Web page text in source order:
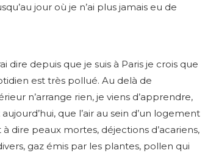
jour où je n’ai plus jamais eu de
dire depuis que je suis à Paris je crois que
est très pollué. Au delà de
n’arrange rien, je viens d’apprendre,
que l’air au sein d’un logement
dire peaux mortes, déjections d’acariens,
gaz émis par les plantes, pollen qui